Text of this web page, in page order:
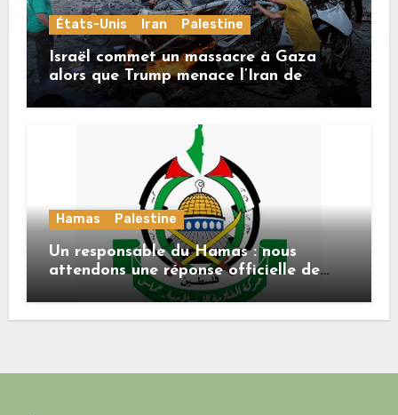
États-Unis Iran Palestine
Israël commet un massacre à Gaza
alors que Trump menace l’Iran de
«décapitation»
Hamas Palestine
Un responsable du Hamas : nous
attendons une réponse officielle de
Mladenov concernant la feuille de
route de la deuxième phase de l’accord